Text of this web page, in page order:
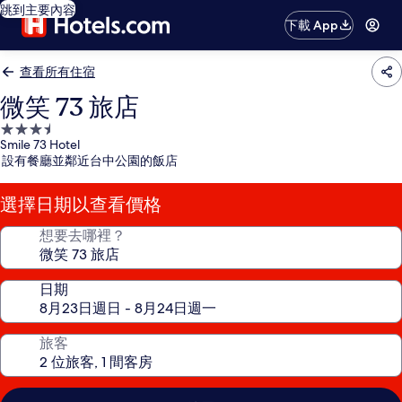
跳到主要內容
下載 App
查看所有住宿
微笑 73 旅店
3.5
星
級
住
宿
Smile 73 Hotel
設有餐廳並鄰近台中公園的飯店
選擇日期以查看價格
想要去哪裡？
日期
旅客